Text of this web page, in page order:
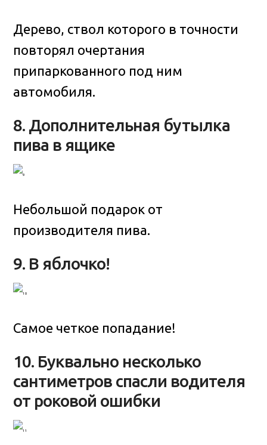
Дерево, ствол которого в точности
повторял очертания
припаркованного под ним
автомобиля.
8. Дополнительная бутылка
пива в ящике
Небольшой подарок от
производителя пива.
9. В яблочко!
Самое четкое попадание!
10. Буквально несколько
сантиметров спасли водителя
от роковой ошибки